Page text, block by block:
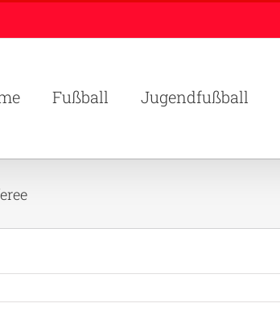
Fußball Jugendfußball